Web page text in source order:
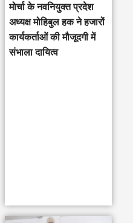
मोर्चा के नवनियुक्त प्रदेश
अध्यक्ष मोहिबुल हक ने हजारों
कार्यकर्ताओं की मौजूदगी में
संभाला दायित्व